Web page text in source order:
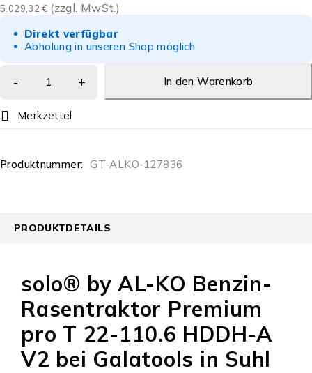
5.029,32€ (zzgl. MwSt.)
Direkt verfügbar
Abholung in unseren Shop möglich
In den Warenkorb
Produktnummer: GT-ALKO-127836
PRODUKTDETAILS
solo® by AL-KO Benzin-
Rasentraktor Premium
pro T 22-110.6 HDDH-A
V2 bei Galatools in Suhl